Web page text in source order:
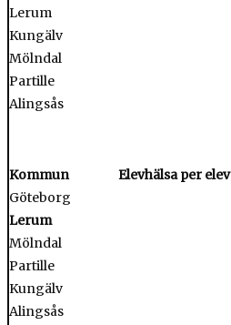
Lerum
Kungälv
Mölndal
Partille
Alingsås
Kommun Elevhälsa per elev
Göteborg
Lerum
Mölndal
Partille
Kungälv
Alingsås